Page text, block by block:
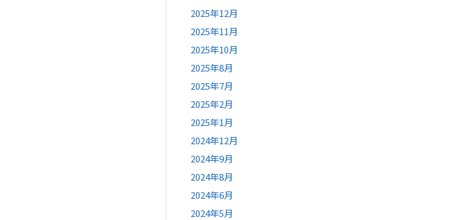
2025年12月
2025年11月
2025年10月
2025年8月
2025年7月
2025年2月
2025年1月
2024年12月
2024年9月
2024年8月
2024年6月
2024年5月